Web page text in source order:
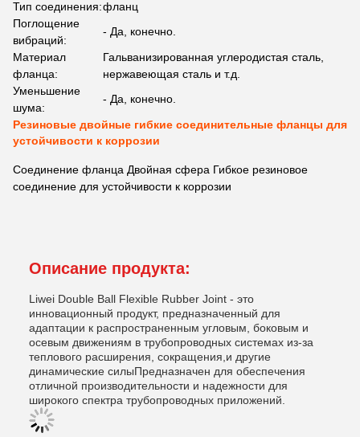
Тип соединения:фланц
Поглощение
вибраций:
- Да, конечно.
Материал
фланца:
Гальванизированная углеродистая сталь,
нержавеющая сталь и т.д.
Уменьшение
шума:
- Да, конечно.
Резиновые двойные гибкие соединительные фланцы для
устойчивости к коррозии
Соединение фланца Двойная сфера Гибкое резиновое
соединение для устойчивости к коррозии
Описание продукта:
Liwei Double Ball Flexible Rubber Joint - это
инновационный продукт, предназначенный для
адаптации к распространенным угловым, боковым и
осевым движениям в трубопроводных системах из-за
теплового расширения, сокращения,и другие
динамические силыПредназначен для обеспечения
отличной производительности и надежности для
широкого спектра трубопроводных приложений.